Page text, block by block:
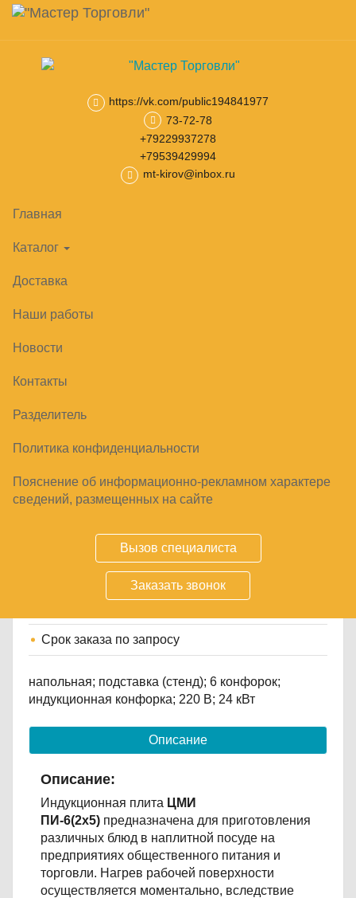
Skip
main
content
Навигация
https://vk.com/public194841977
73-72-78
+79229937278
+79539429994
mt-kirov@inbox.ru
Главная
Каталог
Доставка
Наши работы
Новости
Контакты
Разделитель
Политика конфиденциальности
Пояснение об информационно-рекламном характере
сведений, размещенных на сайте
Вызов специалиста
Заказать звонок
Корзина
товар(ов)
Тепловое оборудование
ПЛИТА ИНДУКЦИОННАЯ ЦМИ ПИ-6(2Х5)
183420₽
Срок заказа по запросу
напольная; подставка (стенд); 6 конфорок;
индукционная конфорка; 220 В; 24 кВт
Описание
Описание:
Индукционная плита ЦМИ
ПИ-6(2х5) предназначена для приготовления
различных блюд в наплитной посуде на
предприятиях общественного питания и
торговли. Нагрев рабочей поверхности
осуществляется моментально, вследствие